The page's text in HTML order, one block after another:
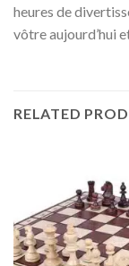
heures de
vôtre aujourd’hui
RELATED